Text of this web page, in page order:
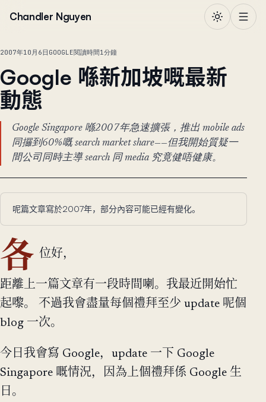
Chandler Nguyen
2007年10月6日 GOOGLE閱讀時間1分鐘
Google 喺新加坡嘅最新
動態
Google Singapore 喺2007年急速擴張，推出 mobile ads
同攞到60%嘅 search market share——但我開始質疑一
間公司同時主導 search 同 media 究竟健唔健康。
呢篇文章寫於2007年，部分內容可能已經有變化。
各 位好，
距離上一篇文章有一段時間喇。我最近開始忙
起嚟。 不過我會盡量每個禮拜至少 update 呢個
blog 一次。
今日我會寫 Google，update 一下 Google
Singapore 嘅情況，因為上個禮拜係 Google 生
日。